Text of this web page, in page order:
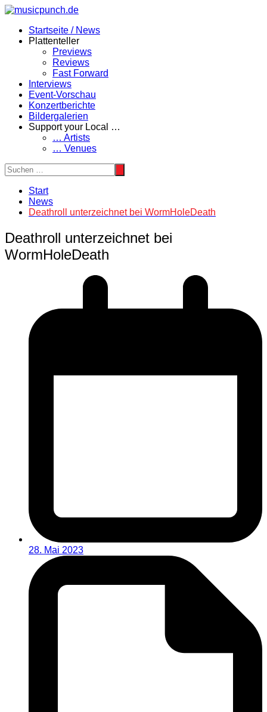
Zum
springenStartseite / News
Plattenteller
Previews
Reviews
Fast Forward
Interviews
Event-Vorschau
Konzertberichte
Bildergalerien
Support your Local …
… Artists
… Venues
Start
News
Deathroll unterzeichnet bei WormHoleDeath
Deathroll unterzeichnet bei
WormHoleDeath
28. Mai 2023